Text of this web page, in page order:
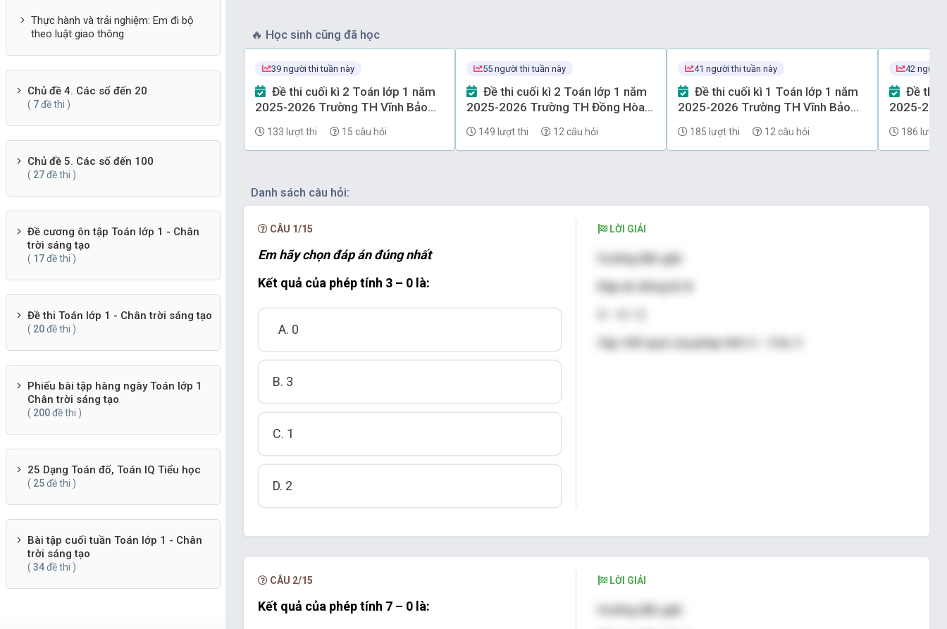
Thực hành và trải nghiệm: Em đi bộ
theo luật giao thông
Chủ đề 4. Các số đến 20
( 7đề thi )
Chủ đề 5. Các số đến 100
( 27đề thi )
Đề cương ôn tập Toán lớp 1 - Chân
trời sáng tạo
( 17đề thi )
Đề thi Toán lớp 1 - Chân trời sáng tạo
( 20đề thi )
Phiếu bài tập hàng ngày Toán lớp 1
Chân trời sáng tạo
( 200đề thi )
25 Dạng Toán đố, Toán IQ Tiểu học
( 25đề thi )
Bài tập cuối tuần Toán lớp 1 - Chân
trời sáng tạo
( 34đề thi )
🔥 Học sinh cũng đã học
39 người thi tuần này
2025-2026 Trường TH Vĩnh Bảo
133 lượt thi 15 câu hỏi
55 người thi tuần này
2025-2026 Trường TH Đồng Hòa
149 lượt thi 12 câu hỏi
41 người thi tuần này
2025-2026 Trường TH Vĩnh Bảo
185 lượt thi 12 câu hỏi
42 người
2025-
186 lượt
Danh sách câu hỏi:
CÂU 1/15
Em hãy chọn đáp án đúng nhất
Kết quả của phép tính 3 – 0 là:
A. 0
B. 3
C. 1
D. 2
LỜI GIẢI
Hướng dẫn giải
Đáp án đúng là: B
Vậy: Kết quả của phép tính 3 – 0 là: 3
CÂU 2/15
Kết quả của phép tính 7 – 0 là:
LỜI GIẢI
Hướng dẫn giải